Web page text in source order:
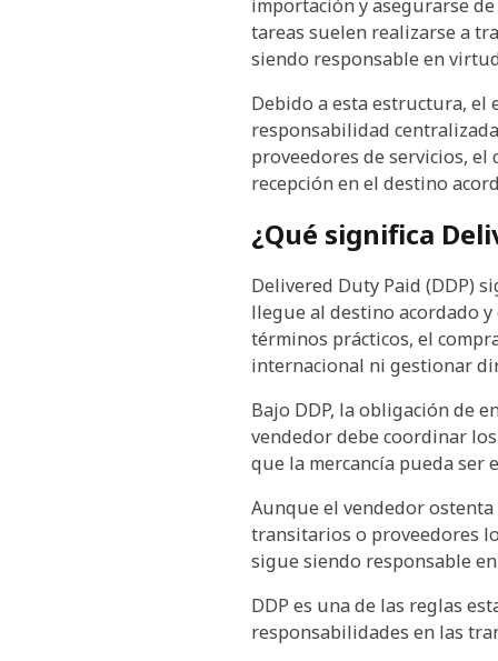
importación y asegurarse
tareas suelen realizarse a
siendo responsable en
Debido a esta estructura, el
responsabilidad
proveedores de servicios,
recepción en el destino
¿Qué significa
Delivered Duty Paid (DDP)
llegue al destino acordado
términos prácticos, el
internacional ni gestionar
Bajo DDP, la obligación de
vendedor debe coordinar
que la mercancía pueda ser
Aunque el vendedor
transitarios o proveedores
sigue siendo responsable
DDP es una de las reglas
responsabilidades en las